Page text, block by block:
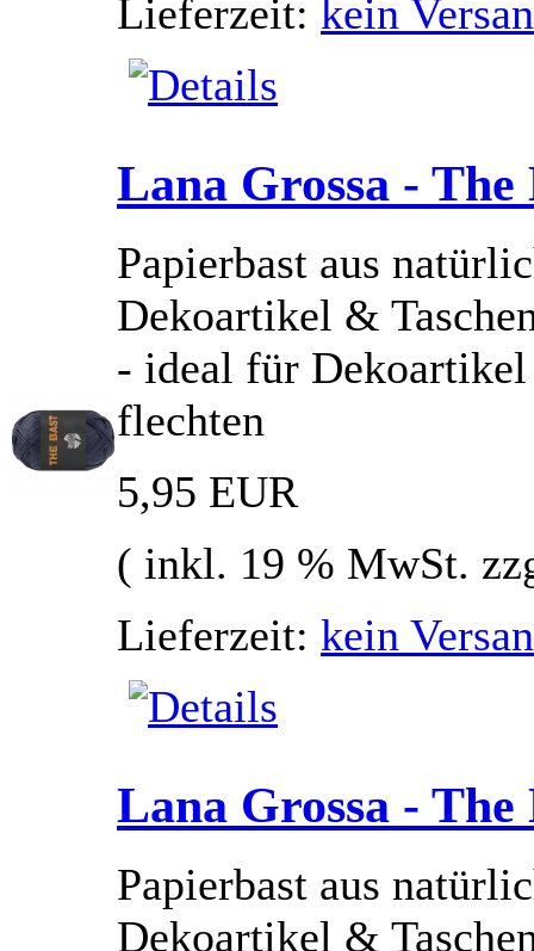
Lieferzeit: kein
Lana Grossa -
Papierbast aus
Dekoartikel &
- ideal für Dekoartikel
flechten
5,95 EUR
( inkl. 19 % MwSt.
Lieferzeit: kein
Lana Grossa - The
Papierbast aus
Dekoartikel &